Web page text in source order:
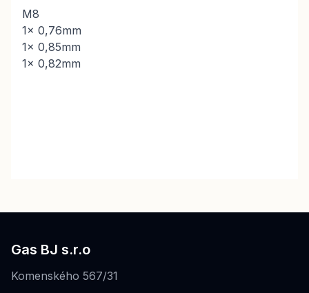
M8
1x 0,76mm
1x 0,85mm
1x 0,82mm
Gas BJ s.r.o
Komenského 567/31